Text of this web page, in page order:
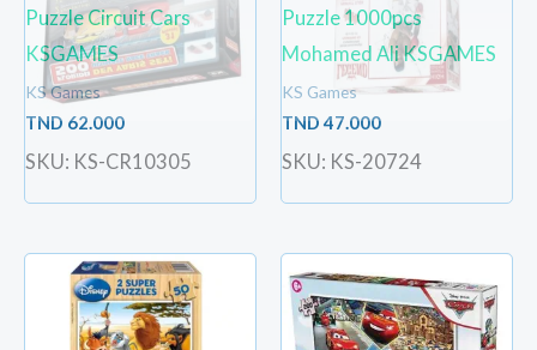
Puzzle Circuit Cars
KSGAMES
KS Games
TND 62.000
SKU: KS-CR10305
Puzzle 1000pcs
Mohamed Ali KSGAMES
KS Games
TND 47.000
SKU: KS-20724